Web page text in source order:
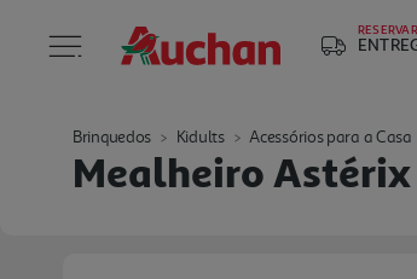
RESERVAR
Brinquedos Kidults Acessórios para a Casa
Mealheiro Astérix